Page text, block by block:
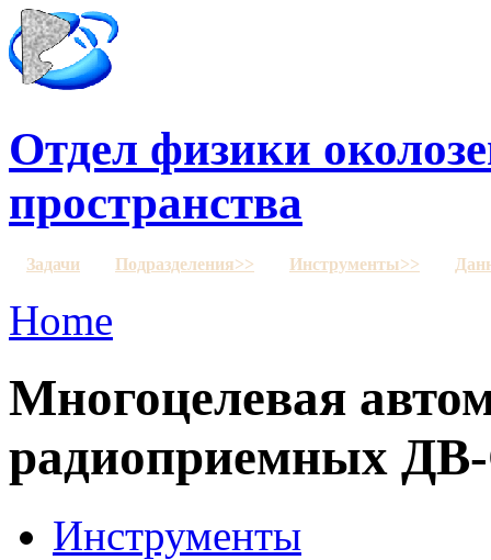
Отдел физики
пространства
Задачи Подразделения>> Инструменты>>
Home
Многоцелевая
радиоприемных
Инструменты